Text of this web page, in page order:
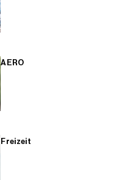
AERO
Freizeit